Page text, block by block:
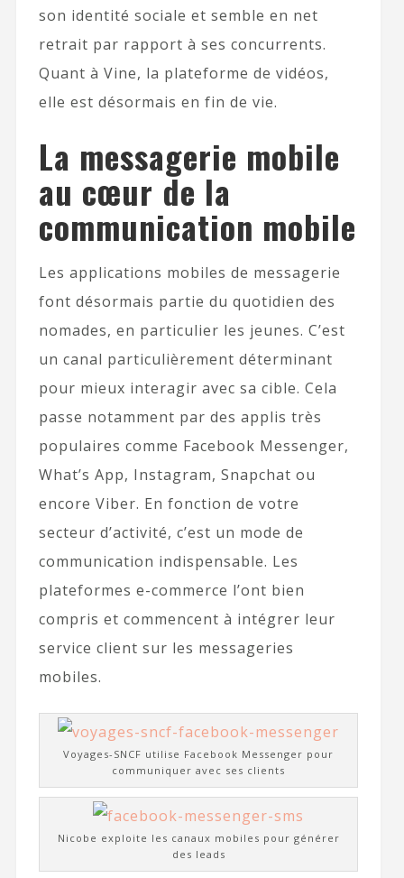
son identité sociale et semble en net
retrait par rapport à ses concurrents.
Quant à Vine, la plateforme de vidéos,
elle est désormais en fin de vie.
La messagerie mobile
au cœur de la
communication mobile
Les applications mobiles de messagerie
font désormais partie du quotidien des
nomades, en particulier les jeunes. C’est
un canal particulièrement déterminant
pour mieux interagir avec sa cible. Cela
passe notamment par des applis très
populaires comme Facebook Messenger,
What’s App, Instagram, Snapchat ou
encore Viber. En fonction de votre
secteur d’activité, c’est un mode de
communication indispensable. Les
plateformes e-commerce l’ont bien
compris et commencent à intégrer leur
service client sur les messageries
mobiles.
Voyages-SNCF utilise Facebook Messenger pour
communiquer avec ses clients
Nicobe exploite les canaux mobiles pour générer
des leads